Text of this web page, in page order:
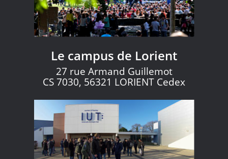
Le campus de Lorient
27 rue Armand Guillemot
CS 7030, 56321 LORIENT Cedex